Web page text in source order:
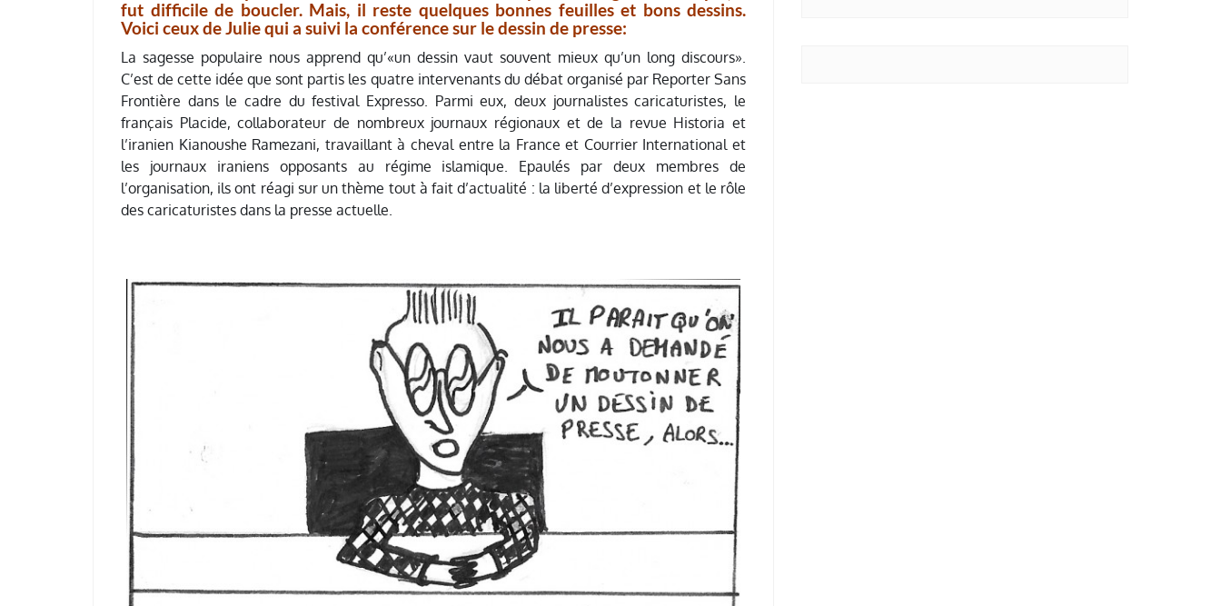
fut difficile de boucler. Mais, il reste quelques bonnes feuilles et bons dessins.
Voici ceux de Julie qui a suivi la conférence sur le dessin de presse:
La sagesse populaire nous apprend qu’«un dessin vaut souvent mieux qu’un long discours».
C’est de cette idée que sont partis les quatre intervenants du débat organisé par Reporter Sans
Frontière dans le cadre du festival Expresso. Parmi eux, deux journalistes caricaturistes, le
français Placide, collaborateur de nombreux journaux régionaux et de la revue Historia et
l’iranien Kianoushe Ramezani, travaillant à cheval entre la France et Courrier International et
les journaux iraniens opposants au régime islamique. Epaulés par deux membres de
l’organisation, ils ont réagi sur un thème tout à fait d’actualité : la liberté d’expression et le rôle
des caricaturistes dans la presse actuelle.